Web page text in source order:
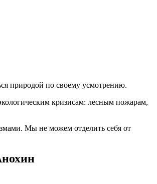
природой по своему усмотрению.
кризисам: лесным пожарам,
Мы не можем отделить себя от